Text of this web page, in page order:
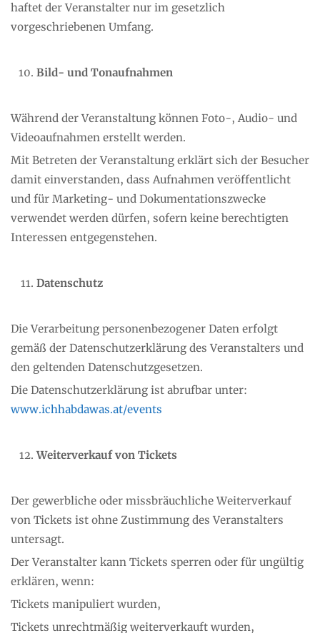
haftet der Veranstalter nur im gesetzlich
vorgeschriebenen Umfang.
Bild- und Tonaufnahmen
Während der Veranstaltung können Foto-, Audio- und
Videoaufnahmen erstellt werden.
Mit Betreten der Veranstaltung erklärt sich der Besucher
damit einverstanden, dass Aufnahmen veröffentlicht
und für Marketing- und Dokumentationszwecke
verwendet werden dürfen, sofern keine berechtigten
Interessen entgegenstehen.
Datenschutz
Die Verarbeitung personenbezogener Daten erfolgt
gemäß der Datenschutzerklärung des Veranstalters und
den geltenden Datenschutzgesetzen.
Die Datenschutzerklärung ist abrufbar unter:
www.ichhabdawas.at/events
Weiterverkauf von Tickets
Der gewerbliche oder missbräuchliche Weiterverkauf
von Tickets ist ohne Zustimmung des Veranstalters
untersagt.
Der Veranstalter kann Tickets sperren oder für ungültig
erklären, wenn:
Tickets manipuliert wurden,
Tickets unrechtmäßig weiterverkauft wurden,